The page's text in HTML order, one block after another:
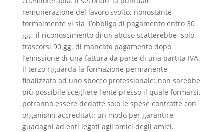
remunerazione del lavoro svolto: nonostante
formalmente vi sia l’obbligo di pagamento entro 30
gg., il riconoscimento di un abuso scatterebbe solo
trascorsi 90 gg. di mancato pagamento dopo
l’emissione di una fattura da parte di una partita IVA.
Il terzo riguarda la formazione permanente
finalizzata ad uno sbocco professionale: non sarebbe
più possibile scegliere l’ente presso il quale formarsi,
potranno essere dedotte solo le spese contratte con
organismi accreditati: un modo per garantire
guadagni ad enti legati agli amici degli amici.